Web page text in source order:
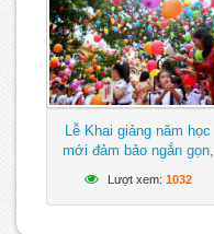
Lễ Khai giảng năm học
mới đảm bảo ngắn gọn,
Lượt xem: 1032